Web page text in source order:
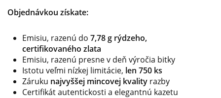
Objednávkou získate:
Emisiu, razenú do 7,78 g rýdzeho,
certifikovaného zlata
Emisiu, razenú presne v deň výročia bitky
Istotu veľmi nízkej limitácie, len 750 ks
Záruku najvyššej mincovej kvality razby
Certifikát autentickosti a elegantnú kazetu